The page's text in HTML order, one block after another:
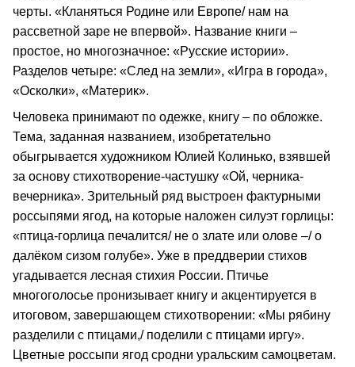
черты. «Кланяться Родине или Европе/ нам на
рассветной заре не впервой». Название книги –
простое, но многозначное: «Русские истории».
Разделов четыре: «След на земли», «Игра в города»,
«Осколки», «Материк».
Человека принимают по одежке, книгу – по обложке.
Тема, заданная названием, изобретательно
обыгрывается художником Юлией Колинько, взявшей
за основу стихотворение-частушку «Ой, черника-
вечерника». Зрительный ряд выстроен фактурными
россыпями ягод, на которые наложен силуэт горлицы:
«птица-горлица печалится/ не о злате или олове –/ о
далёком сизом голубе». Уже в преддверии стихов
угадывается лесная стихия России. Птичье
многоголосье пронизывает книгу и акцентируется в
итоговом, завершающем стихотворении: «Мы рябину
разделили с птицами,/ поделили с птицами иргу».
Цветные россыпи ягод сродни уральским самоцветам.